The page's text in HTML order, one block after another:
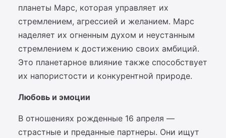
планеты Марс, которая управляет их
стремлением, агрессией и желанием. Марс
наделяет их огненным духом и неустанным
стремлением к достижению своих амбиций.
Это планетарное влияние также способствует
их напористости и конкурентной природе.
Любовь и эмоции
В отношениях рожденные 16 апреля —
страстные и преданные партнеры. Они ищут